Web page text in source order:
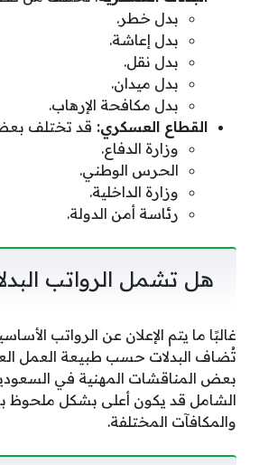
بدل خطر.
بدل إعاشة.
بدل نقل.
بدل ميدان.
بدل مكافحة الإرهاب.
القطاع العسكري: قد تختلف بعض
وزارة الدفاع.
الحرس الوطني.
وزارة الداخلية.
رئاسة أمن الدولة.
هل تشمل الرواتب
غالبًا ما يتم الإعلان عن الرواتب
تُضاف البدلات حسب طبيعة العمل
بعض المناقشات المهنية في
الشامل قد يكون أعلى بشكل ملحوظ
والمكافآت المختلفة.